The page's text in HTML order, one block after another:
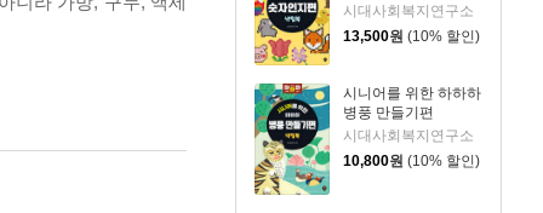
시대사회복지연구소
13,500원 (10% 할인)
시니어를 위한 하하하
병풍 만들기편
시대사회복지연구소
10,800원 (10% 할인)